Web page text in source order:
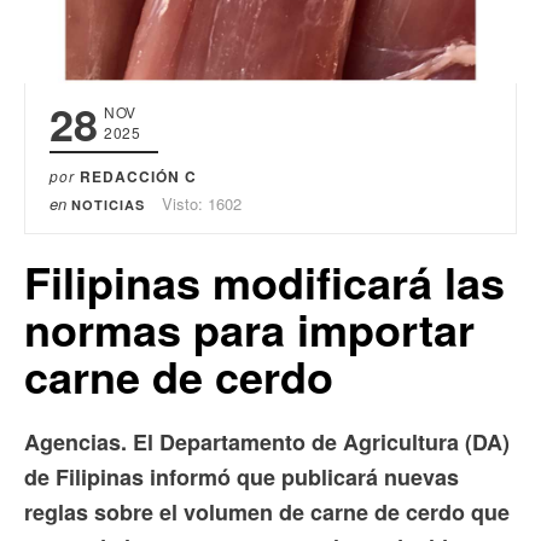
28 NOV
2025
por REDACCIÓN C
en NOTICIAS Visto: 1602
Filipinas modificará las
normas para importar
carne de cerdo
Agencias. El Departamento de Agricultura (DA)
de Filipinas informó que publicará nuevas
reglas sobre el volumen de carne de cerdo que